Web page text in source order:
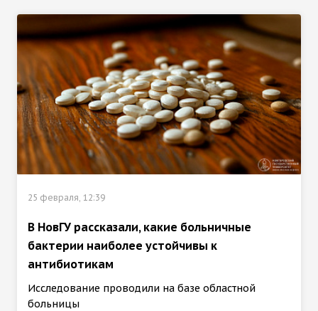
25 февраля, 12:39
В НовГУ рассказали, какие больничные
бактерии наиболее устойчивы к
антибиотикам
Исследование проводили на базе областной
больницы